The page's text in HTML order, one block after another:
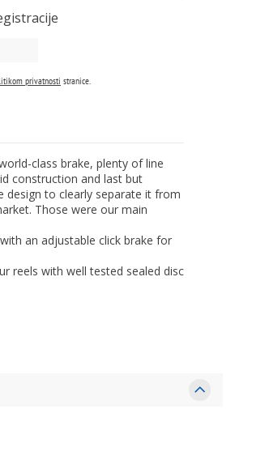
privatnosti stranice.
class brake, plenty of line
construction and last but
design to clearly separate it from
Those were our main
an adjustable click brake for
reels with well tested sealed disc